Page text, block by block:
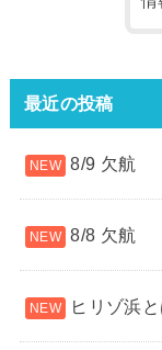
最近の投稿
8/9 欠航
8/8 欠航
ヒリゾ浜